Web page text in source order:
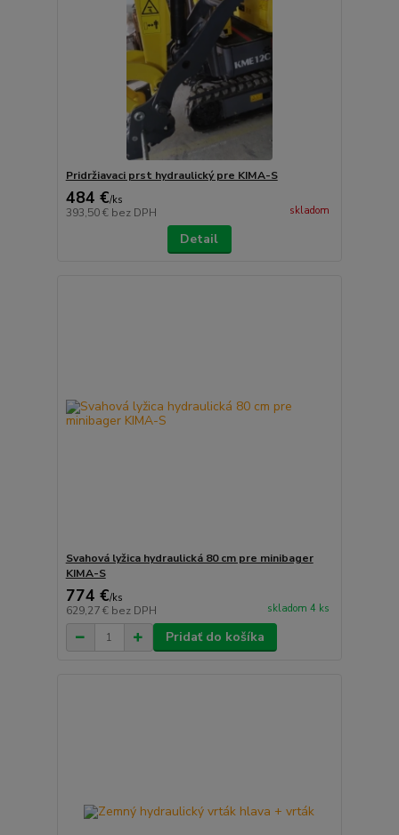
Pridržiavaci prst hydraulický pre KIMA-S
484 €/ks
393,50 € bez DPH skladom
Detail
Svahová lyžica hydraulická 80 cm pre minibager
KIMA-S
774 €/ks
629,27 € bez DPH skladom 4 ks
Pridať do košíka